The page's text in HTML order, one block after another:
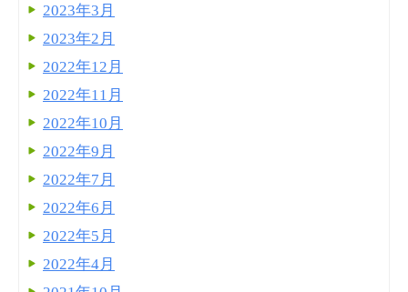
2023年3月
2023年2月
2022年12月
2022年11月
2022年10月
2022年9月
2022年7月
2022年6月
2022年5月
2022年4月